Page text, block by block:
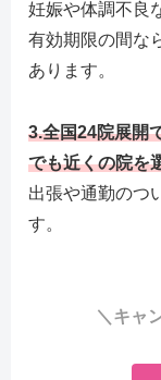
妊娠や体調不良
有効期限の間な
あります。
3.全国24院展開
でも近くの院を
出張や通勤のつ
す。
＼キャ